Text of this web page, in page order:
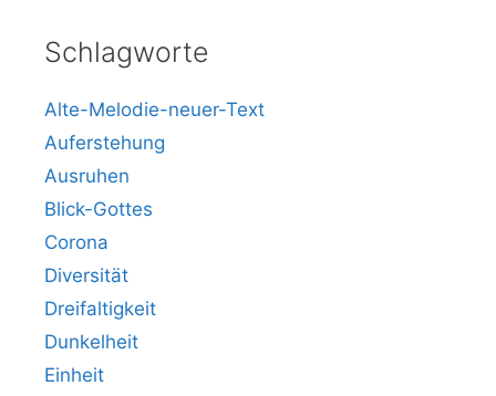
Schlagworte
Alte-Melodie-neuer-Text
Auferstehung
Ausruhen
Blick-Gottes
Corona
Diversität
Dreifaltigkeit
Dunkelheit
Einheit